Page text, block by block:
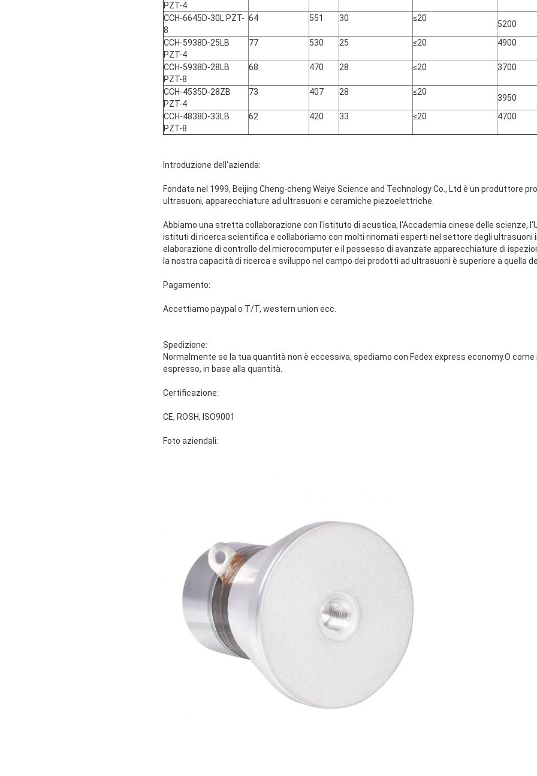
PZT-4
CCH-6645D-30L PZT-
8
64 551 30 ≤20
5200
CCH-5938D-25LB
PZT-4
77 530 25 ≤20 4900
CCH-5938D-28LB
PZT-8
68 470 28 ≤20 3700
CCH-4535D-28ZB
PZT-4
73 407 28 ≤20
3950
CCH-4838D-33LB
PZT-8
62 420 33 ≤20 4700
Introduzione dell'azienda:
Fondata nel 1999, Beijing Cheng-cheng Weiye Science and Technology Co., Ltd è un produttore
ultrasuoni, apparecchiature ad ultrasuoni e ceramiche piezoelettriche.
Abbiamo una stretta collaborazione con l'istituto di acustica, l'Accademia cinese delle scienze,
istituti di ricerca scientifica e collaboriamo con molti rinomati esperti nel settore degli ultrasuoni
elaborazione di controllo del microcomputer e il possesso di avanzate apparecchiature di
la nostra capacità di ricerca e sviluppo nel campo dei prodotti ad ultrasuoni è superiore a quella
Pagamento:
Accettiamo paypal o T/T, western union ecc.
Spedizione:
Normalmente se la tua quantità non è eccessiva, spediamo con Fedex express economy.O
espresso, in base alla quantità.
Certificazione:
CE, ROSH, ISO9001
Foto aziendali: